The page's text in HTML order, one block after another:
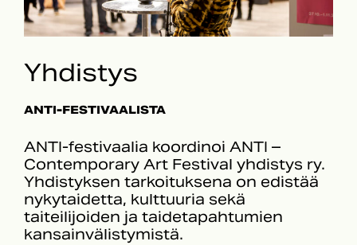
Yhdistys
ANTI-FESTIVAALISTA
ANTI-festivaalia koordinoi ANTI –
Contemporary Art Festival yhdistys ry.
Yhdistyksen tarkoituksena on edistää
nykytaidetta, kulttuuria sekä
taiteilijoiden ja taidetapahtumien
kansainvälistymistä.